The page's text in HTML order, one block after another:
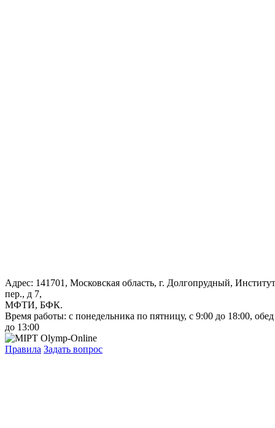
Адрес: 141701, Московская область, г. Долгопрудный,
пер., д 7,
МФТИ, БФК.
Время работы: с понедельника по пятницу, с 9:00 до 18:00,
до 13:00
Правила Задать вопрос